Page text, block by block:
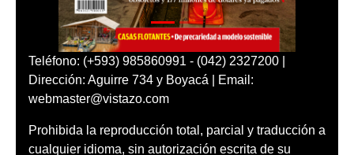
Teléfono: (+593) 985860991 - (042) 2327200 |
Dirección: Aguirre 734 y Boyacá | Email:
webmaster@vistazo.com
Prohibida la reproducción total, parcial y traducción a
cualquier idioma, sin autorización escrita de su